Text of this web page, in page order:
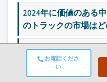
お電話くださ
い
3.8.1 地域別
3.8.2 製品別
3.9 生産統計
3.9.1 生産拠点
3.9.2 消費拠点
3.9.3 輸出入
11.4.3 日本
11.4.4 韓国
11.4.5 ANZ
11.4.6 東南アジア
11.5 ラテンアメリカ
11.5.1 ブラジル
12.13 KIONグループ
12.14 マニトゥー・
12.15 MHE-デマーグ
12.16 三菱ロジネク
12.17 ナローアイル
12.18 レイモンド
2024年に価値のある
のトラックの市場は
非常に狭い通路のト
手は誰ですか?